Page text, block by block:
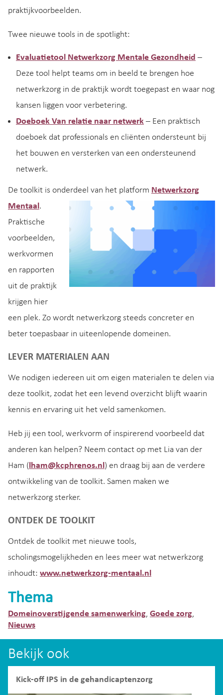
praktijkvoorbeelden.
Twee nieuwe tools in de spotlight:
Evaluatietool Netwerkzorg Mentale Gezondheid –
Deze tool helpt teams om in beeld te brengen hoe
netwerkzorg in de praktijk wordt toegepast en waar nog
kansen liggen voor verbetering.
Doeboek Van relatie naar netwerk – Een praktisch
doeboek dat professionals en cliënten ondersteunt bij
het bouwen en versterken van een ondersteunend
netwerk.
De toolkit is onderdeel van het platform Netwerkzorg
Mentaal .
Praktische
voorbeelden,
werkvormen
en rapporten
uit de praktijk
krijgen hier
een plek. Zo wordt netwerkzorg steeds concreter en
beter toepasbaar in uiteenlopende domeinen.
LEVER MATERIALEN AAN
We nodigen iedereen uit om eigen materialen te delen via
deze toolkit, zodat het een levend overzicht blijft waarin
kennis en ervaring uit het veld samenkomen.
Heb jij een tool, werkvorm of inspirerend voorbeeld dat
anderen kan helpen? Neem contact op met Lia van der
Ham ( lham@kcphrenos.nl ) en draag bij aan de verdere
ontwikkeling van de toolkit. Samen maken we
netwerkzorg sterker.
ONTDEK DE TOOLKIT
Ontdek de toolkit met nieuwe tools,
scholingsmogelijkheden en lees meer wat netwerkzorg
inhoudt: www.netwerkzorg-mentaal.nl
Thema
Domeinoverstijgende samenwerking, Goede zorg,
Nieuws
Bekijk ook
Kick-off IPS in de gehandicaptenzorg